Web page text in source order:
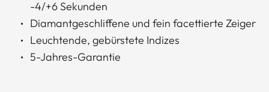
-4/+6 Sekunden
Diamantgeschliffene und fein facettierte Zeiger
Leuchtende, gebürstete Indizes
5-Jahres-Garantie